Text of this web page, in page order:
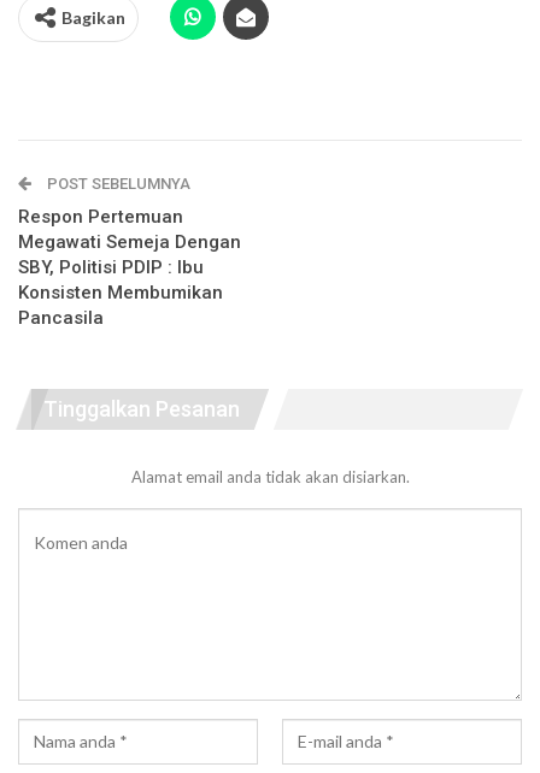
Bagikan
POST SEBELUMNYA
Respon Pertemuan
Megawati Semeja Dengan
SBY, Politisi PDIP : Ibu
Konsisten Membumikan
Pancasila
Tinggalkan Pesanan
Alamat email anda tidak akan disiarkan.